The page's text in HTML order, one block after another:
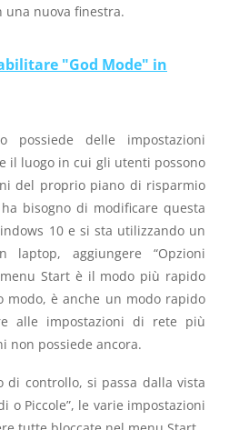
una nuova finestra.
"God Mode" in
possiede delle impostazioni
il luogo in cui gli utenti possono
del proprio piano di risparmio
bisogno di modificare questa
10 e si sta utilizzando un
laptop, aggiungere “Opzioni
Start è il modo più rapido
modo, è anche un modo rapido
alle impostazioni di rete più
non possiede ancora.
di controllo, si passa dalla vista
o Piccole”, le varie impostazioni